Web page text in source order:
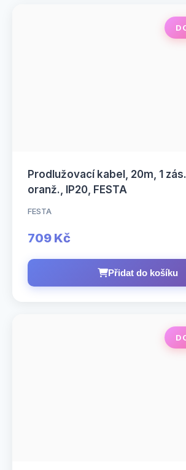
Prodlužovací kabel, 20m, 1
oranž., IP20, FESTA
FESTA
709 Kč
Přidat do košíku